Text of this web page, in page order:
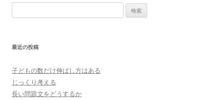
索:
最近の投稿
子どもの数だけ伸ばし方はある
じっくり考える
長い問題文をどうするか